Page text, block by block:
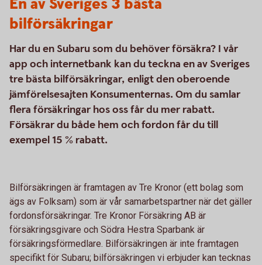
En av Sveriges 3 bästa
bilförsäkringar
Har du en Subaru som du behöver försäkra? I vår
app och internetbank kan du teckna en av Sveriges
tre bästa bilförsäkringar, enligt den oberoende
jämförelsesajten Konsumenternas. Om du samlar
flera försäkringar hos oss får du mer rabatt.
Försäkrar du både hem och fordon får du till
exempel 15 % rabatt.
Bilförsäkringen är framtagen av Tre Kronor (ett bolag som
ägs av Folksam) som är vår samarbetspartner när det gäller
fordonsförsäkringar. Tre Kronor Försäkring AB är
försäkringsgivare och Södra Hestra Sparbank är
försäkringsförmedlare. Bilförsäkringen är inte framtagen
specifikt för Subaru; bilförsäkringen vi erbjuder kan tecknas